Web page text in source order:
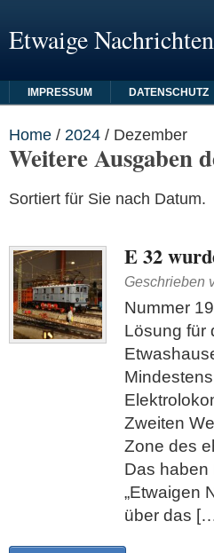
Etwaige Nachrichten
IMPRESSUM DATENSCHUTZ
Home / 2024 / Dezember
Weitere Ausgaben
Sortiert für Sie nach Datum.
E 32
Geschrieben
Nummer
Lösung für
Zweiten
Zone des
Das haben
„Etwaigen
über das